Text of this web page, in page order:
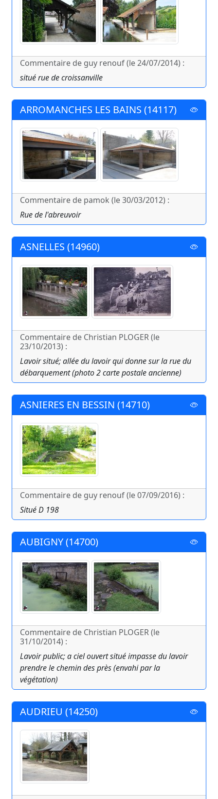
Commentaire de guy renouf (le 24/07/2014) :
situé rue de croissanville
ARROMANCHES LES BAINS (14117)
Commentaire de pamok (le 30/03/2012) :
Rue de l'abreuvoir
ASNELLES (14960)
Commentaire de Christian PLOGER (le
23/10/2013) :
Lavoir situé; allée du lavoir qui donne sur la rue du
débarquement (photo 2 carte postale ancienne)
ASNIERES EN BESSIN (14710)
Commentaire de guy renouf (le 07/09/2016) :
Situé D 198
AUBIGNY (14700)
Commentaire de Christian PLOGER (le
31/10/2014) :
Lavoir public; a ciel ouvert situé impasse du lavoir
prendre le chemin des près (envahi par la
végétation)
AUDRIEU (14250)